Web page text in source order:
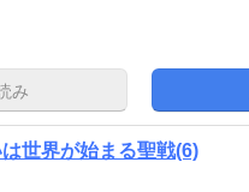
み
世界が始まる聖戦(6)